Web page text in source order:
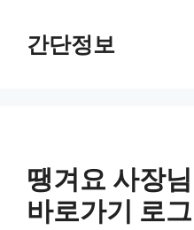
간단정보
땡겨요 사장
바로가기 로